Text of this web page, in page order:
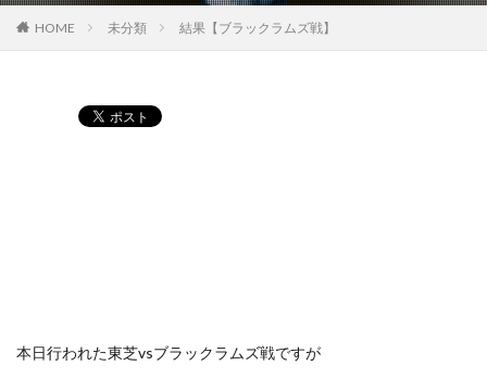
HOME 未分類 結果【ブラックラムズ戦】
本日行われた東芝vsブラックラムズ戦ですが